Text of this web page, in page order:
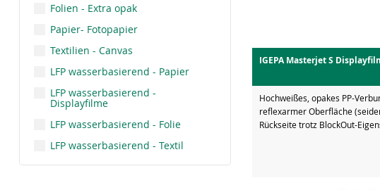
IGEPA Masterjet S
Hochweißes, opakes PP-
reflexarmer Oberfläche
Rückseite trotz BlockOut-
Folien - Extra opak
Papier- Fotopapier
Textilien - Canvas
LFP wasserbasierend - Papier
LFP wasserbasierend -
Displayfilme
LFP wasserbasierend - Folie
LFP wasserbasierend - Textil